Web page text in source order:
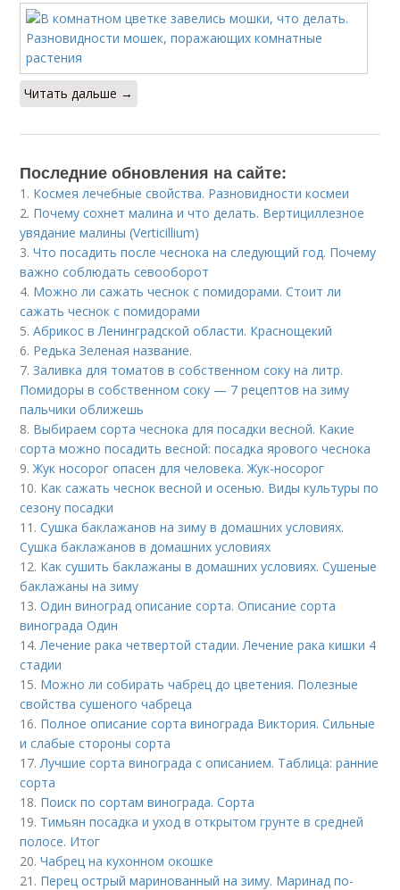
Читать дальше →
Последние обновления на сайте:
1. Космея лечебные свойства. Разновидности космеи
2. Почему сохнет малина и что делать. Вертициллезное
увядание малины (Verticillium)
3.Что посадить после чеснока на следующий год. Почему
важно соблюдать севооборот
4. Можно ли сажать чеснок с помидорами. Стоит ли
сажать чеснок с помидорами
5.Абрикос в Ленинградской области. Краснощекий
6. Редька Зеленая название.
7.Заливка для томатов в собственном соку на литр.
Помидоры в собственном соку — 7 рецептов на зиму
пальчики оближешь
8. Выбираем сорта чеснока для посадки весной. Какие
сорта можно посадить весной: посадка ярового чеснока
9.Жук носорог опасен для человека. Жук-носорог
10. Как сажать чеснок весной и осенью. Виды культуры по
сезону посадки
11.Сушка баклажанов на зиму в домашних условиях.
Сушка баклажанов в домашних условиях
12. Как сушить баклажаны в домашних условиях. Сушеные
баклажаны на зиму
13.Один виноград описание сорта. Описание сорта
винограда Один
14.Лечение рака четвертой стадии. Лечение рака кишки 4
стадии
15. Можно ли собирать чабрец до цветения. Полезные
свойства сушеного чабреца
16. Полное описание сорта винограда Виктория. Сильные
и слабые стороны сорта
17.Лучшие сорта винограда с описанием. Таблица: ранние
сорта
18. Поиск по сортам винограда. Сорта
19. Тимьян посадка и уход в открытом грунте в средней
полосе. Итог
20.Чабрец на кухонном окошке
21. Перец острый маринованный на зиму. Маринад по-